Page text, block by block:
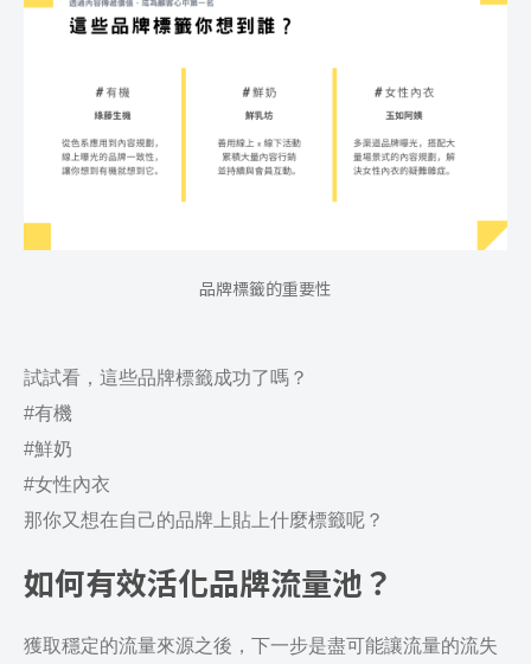
品牌標籤的重要性
試試看，這些品牌標籤成功了嗎？
#有機
#鮮奶
#女性內衣
那你又想在自己的品牌上貼上什麼標籤呢？
如何有效活化品牌流量池？
獲取穩定的流量來源之後，下一步是盡可能讓流量的流失